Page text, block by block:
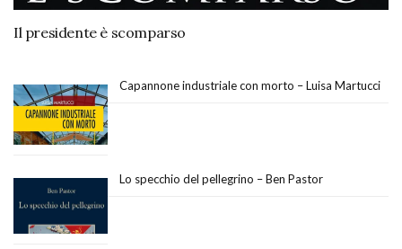
Il presidente è scomparso
Capannone industriale con morto – Luisa Martucci
Lo specchio del pellegrino – Ben Pastor